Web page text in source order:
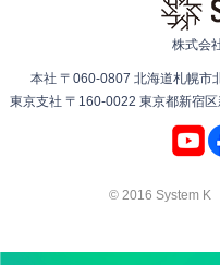
株式会
本社 〒060-0807 北海道札幌市
東京支社 〒160-0022 東京都新宿
© 2016 System K